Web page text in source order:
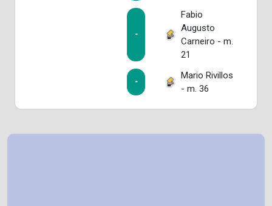
-
Fabio
Augusto
Carneiro - m.
21
-
Mario Rivillos
- m. 36